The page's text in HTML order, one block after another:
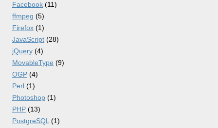
Facebook (11)
ffmpeg (5)
Firefox (1)
JavaScript (28)
jQuery (4)
MovableType (9)
OGP (4)
Perl (1)
Photoshop (1)
PHP (13)
PostgreSQL (1)